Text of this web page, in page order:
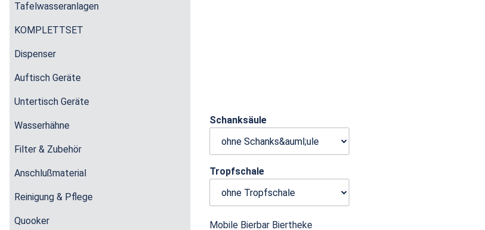
Schanksäule
Tropfschale
Mobile Bierbar Biertheke
Tafelwasseranlagen
KOMPLETTSET
Dispenser
Auftisch Geräte
Untertisch Geräte
Wasserhähne
Filter & Zubehör
Anschlußmaterial
Reinigung & Pflege
Quooker